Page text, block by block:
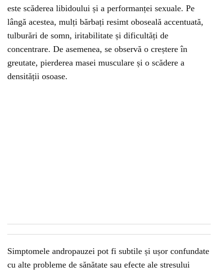
este scăderea libidoului și a performanței sexuale. Pe
lângă acestea, mulți bărbați resimt oboseală accentuată,
tulburări de somn, iritabilitate și dificultăți de
concentrare. De asemenea, se observă o creștere în
greutate, pierderea masei musculare și o scădere a
densității osoase.
Simptomele andropauzei pot fi subtile și ușor confundate
cu alte probleme de sănătate sau efecte ale stresului